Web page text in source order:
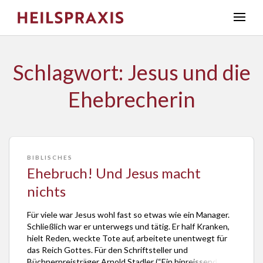
Schlagwort: Jesus und die
Ehebrecherin
BIBLISCHES
Ehebruch! Und Jesus macht
nichts
Für viele war Jesus wohl fast so etwas wie ein Manager.
Schließlich war er unterwegs und tätig. Er half Kranken,
hielt Reden, weckte Tote auf, arbeitete unentwegt für
das Reich Gottes. Für den Schriftsteller und